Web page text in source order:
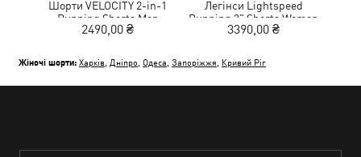
Шорти VELOCITY 2-in-1
Running Shorts Men
2490,00 ₴
Легінси Lightspeed
Running 3" Shorts Women
3390,00 ₴
Жіночі шорти: Харків Дніпро Одеса Запоріжжя Кривий Ріг